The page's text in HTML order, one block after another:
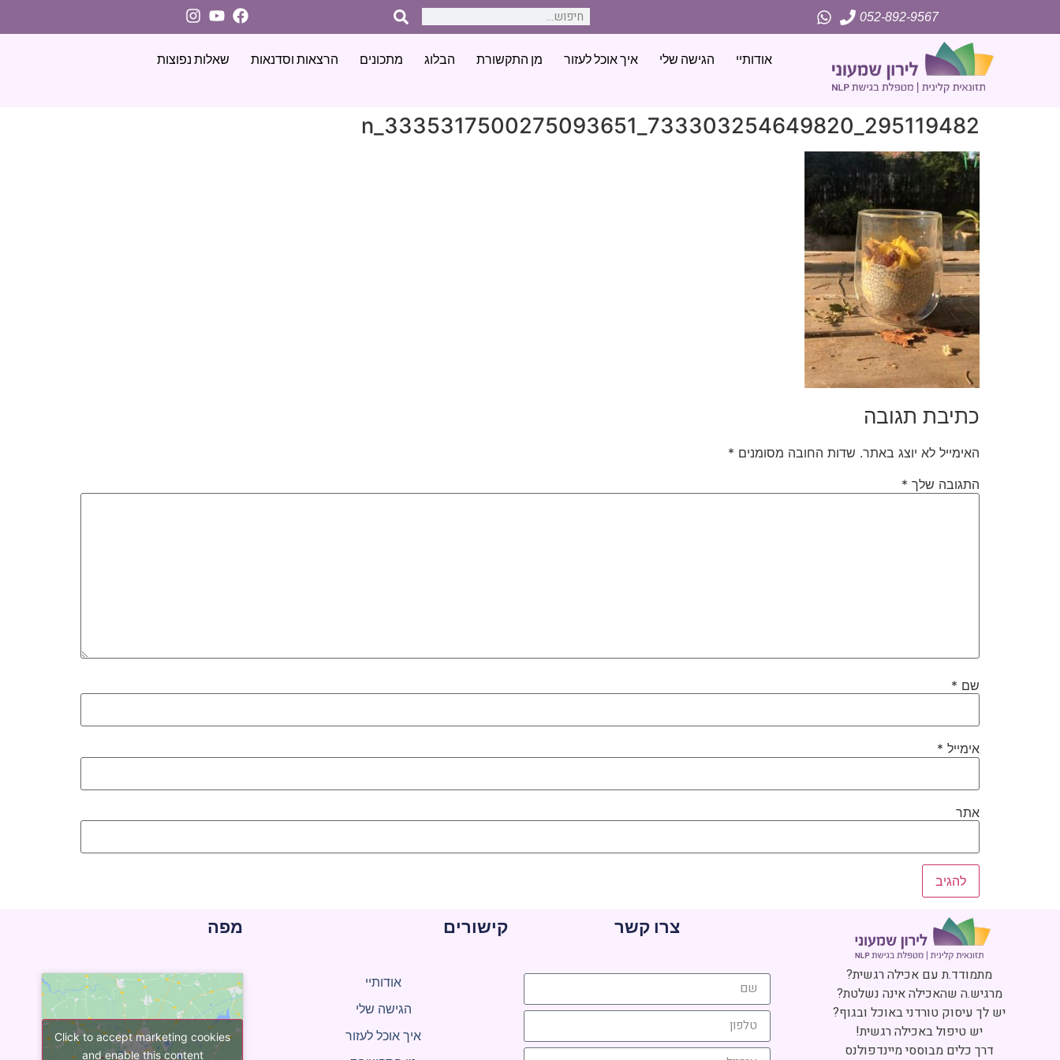
052-892-9567
אודותיי הגישה שלי איך אוכל לעזור מן התקשורת הבלוג מתכונים הרצאות וסדנאות שאלות נפוצות
295119482_733303254649820_3335317500275093651_n
כתיבת תגובה
האימייל לא יוצג באתר. שדות החובה מסומנים *
התגובה שלך *
שם *
אימייל *
אתר
מתמודד.ת עם אכילה רגשית?
מרגיש.ה שהאכילה אינה נשלטת?
יש לך עיסוק טורדני באוכל ובגוף?
יש טיפול באכילה רגשית!
דרך כלים מבוססי מיינדפולנס
צרו קשר קישורים
אודותיי
הגישה שלי
איך אוכל לעזור
מפה
Click to accept marketing cookies
and enable this content